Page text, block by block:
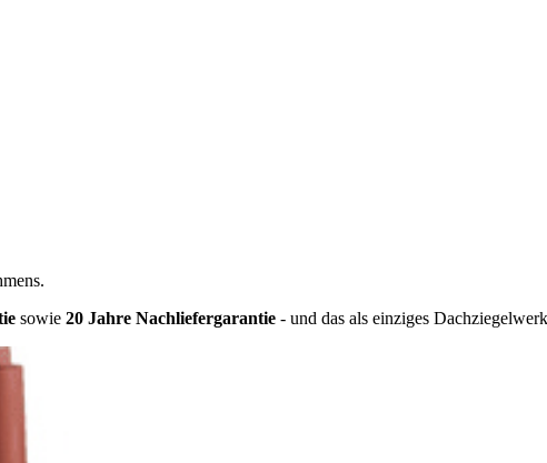
sowie 20 Jahre Nachliefergarantie - und das als einziges